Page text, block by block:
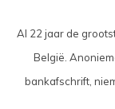
Al 22 jaar de
België.
bankafschrift,